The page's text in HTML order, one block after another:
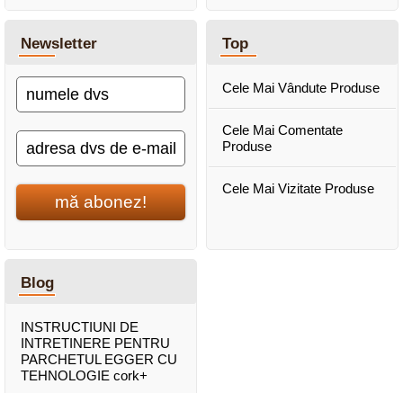
Newsletter
mă abonez!
Top
Cele Mai Vândute Produse
Cele Mai Comentate
Produse
Cele Mai Vizitate Produse
Blog
INSTRUCTIUNI DE
INTRETINERE PENTRU
PARCHETUL EGGER CU
TEHNOLOGIE cork+